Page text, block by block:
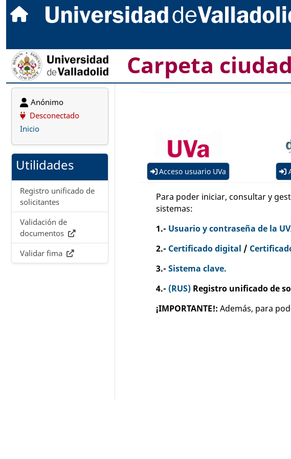
Carpeta
Anónimo
Desconectado
Inicio
Utilidades
Registro unificado de
solicitantes
Validación de
documentos
Validar fima
Acceso usuario UVa
Para poder iniciar, consultar y
sistemas:
1.- Usuario y contraseña de la
2.- Certificado digital /
3.- Sistema clave.
4.- (RUS) Registro unificado de
¡IMPORTANTE!: Además, para